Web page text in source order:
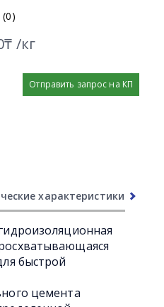
/кг
Отправить запрос на КП
характеристики
быстрой
цемента